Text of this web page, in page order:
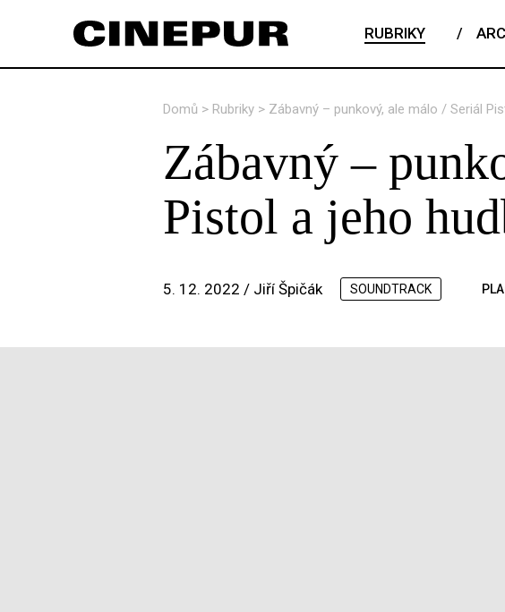
RUBRIKY /
Domů > Rubriky > Zábavný – punkový, ale málo / Seriál
Zábavný –
Pistol a jeho
5. 12. 2022 / Jiří Špičák SOUNDTRACK